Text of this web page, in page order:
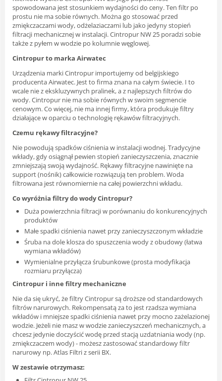
spowodowana jest stosunkiem wydajności do ceny. Ten filtr po
prostu nie ma sobie równych. Można go stosować przed
zmiękczaczami wody, odżelaziaczami lub jako jedyny stopień
filtracji mechanicznej w instalacji. Cintropur NW 25 poradzi sobie
także z pyłem w wodzie po kolumnie węglowej.
Cintropur to marka Airwatec
Urządzenia marki Cintropur importujemy od belgijskiego
producenta Airwatec. Jest to firma znana na całym świecie. I to
wcale nie z ekskluzywnych pralinek, a z najlepszych filtrów do
wody. Cintropur nie ma sobie równych w swoim segmencie
cenowym. Co więcej, nie ma innej firmy, która produkuje filtry
działające w oparciu o technologię rękawów filtracyjnych.
Czemu rękawy filtracyjne?
Nie powodują spadków ciśnienia w instalacji wodnej. Tradycyjne
wkłady, gdy osiągnął pewien stopień zanieczyszczenia, znacznie
zmniejszają swoją wydajność. Rękawy filtracyjne nawinięte na
support (nośnik) całkowicie rozwiązują ten problem. Woda
filtrowana jest równomiernie na całej powierzchni wkładu.
Co wyróżnia filtry do wody Cintropur?
Duża powierzchnia filtracji w porównaniu do konkurencyjnych
produktów
Małe spadki ciśnienia nawet przy zanieczyszczonym wkładzie
Śruba na dole klosza do spuszczenia wody z obudowy (łatwa
wymiana wkładów)
Wymienialne przyłącza śrubunkowe (prosta modyfikacja
rozmiaru przyłącza)
Cintropur i inne filtry mechaniczne
Nie da się ukryć, że filtry Cintropur są droższe od standardowych
filtrów narurowych. Rekompensatą za to jest rzadsza wymiana
wkładów i mniejsze spadki ciśnienia nawet przy mocno zażelazionej
wodzie. Jeżeli nie masz w wodzie zanieczyszczeń mechanicznych, a
chcesz jedynie doczyścić wodę przed stacją uzdatniania wody (np.
zmiękczaczem wody) - możesz zastosować standardowy filtr
narurowy np. Atlas Filtri z serii BX.
W zestawie otrzymasz: